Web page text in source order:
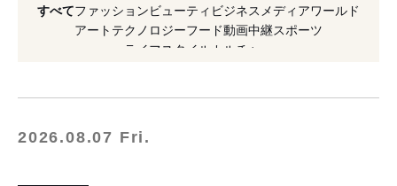
#カチューシャ
#オイル
#ポップアップ
すべてファッションビューティ ビジネス メディアワールド
アート テクノロジーフード動画中継スポーツ
ライフスタイル
カルチャー
2026.08.07 Fri.